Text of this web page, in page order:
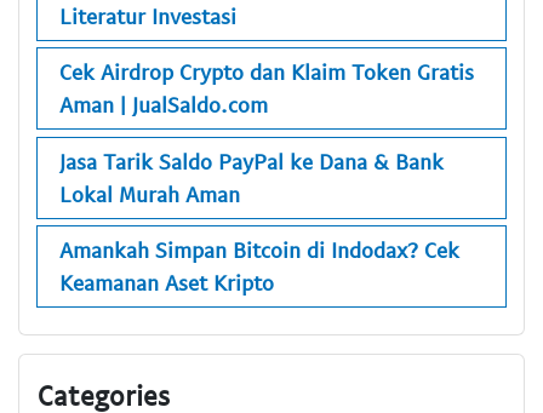
Literatur Investasi
Cek Airdrop Crypto dan Klaim Token Gratis
Aman | JualSaldo.com
Jasa Tarik Saldo PayPal ke Dana & Bank
Lokal Murah Aman
Amankah Simpan Bitcoin di Indodax? Cek
Keamanan Aset Kripto
Categories